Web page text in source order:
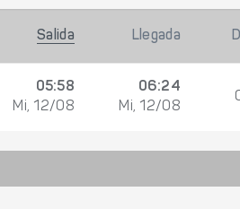
Salida Llegada
05:58
Mi, 12/08
06:24
Mi, 12/08